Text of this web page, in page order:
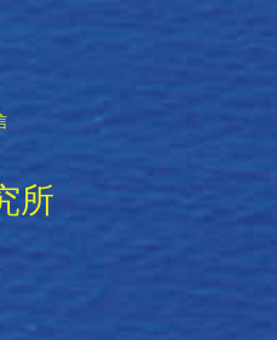
所